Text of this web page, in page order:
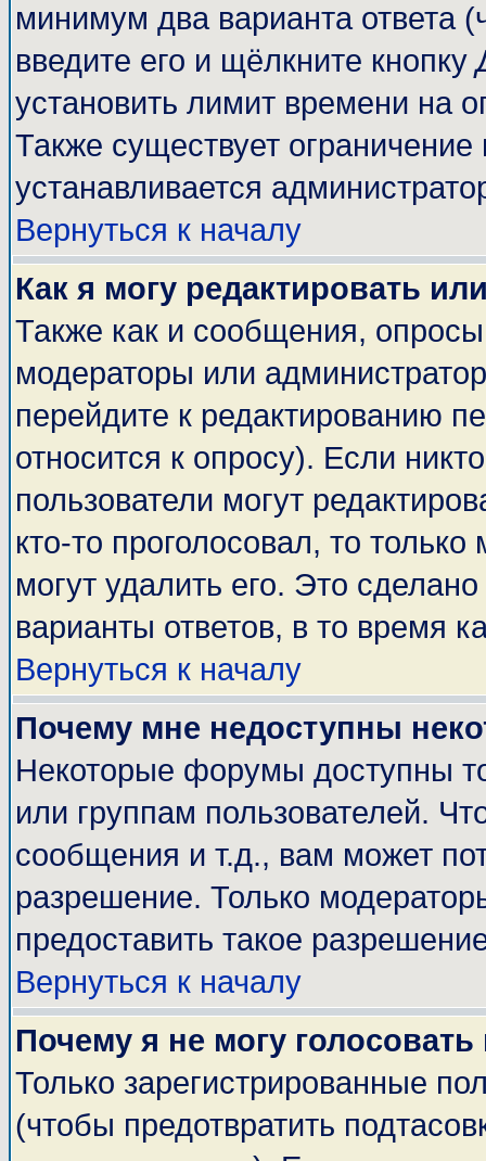
минимум два варианта ответа
введите его и щёлкните кнопку
установить лимит времени на
Также существует ограничение
устанавливается
Вернуться к началу
Как я могу редактировать
Также как и сообщения, опросы
модераторы или
перейдите к редактированию
относится к опросу). Если
пользователи могут
кто-то проголосовал, то
могут удалить его. Это
варианты ответов, в то время
Вернуться к началу
Почему мне недоступны
Некоторые форумы доступны
или группам пользователей.
сообщения и т.д., вам может
разрешение. Только
предоставить такое
Вернуться к началу
Почему я не могу
Только зарегистрированные
(чтобы предотвратить